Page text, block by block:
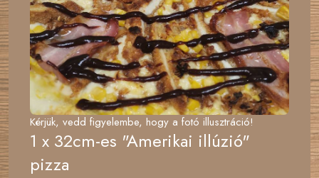
Kérjük, vedd figyelembe, hogy a fotó illusztráció!
1 x 32cm-es "Amerikai illúzió"
pizza